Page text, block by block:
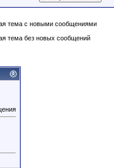
тема с новыми сообщениями
тема без новых сообщений